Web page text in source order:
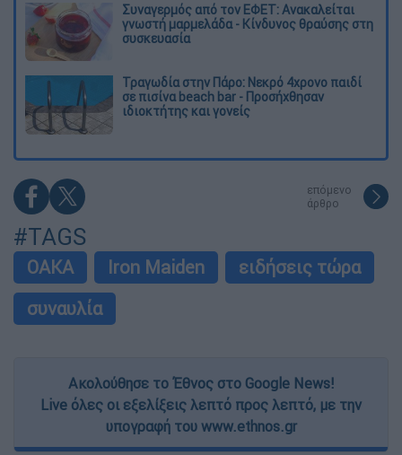
Συναγερμός από τον ΕΦΕΤ: Ανακαλείται
γνωστή μαρμελάδα - Κίνδυνος θραύσης στη
συσκευασία
Τραγωδία στην Πάρο: Νεκρό 4χρονο παιδί
σε πισίνα beach bar - Προσήχθησαν
ιδιοκτήτης και γονείς
επόμενο
άρθρο
#TAGS
ΟΑΚΑ Iron Maiden
ειδήσεις τώρα
συναυλία
Ακολούθησε το Έθνος στο Google News!
Live όλες οι εξελίξεις λεπτό προς λεπτό, με την
υπογραφή του www.ethnos.gr